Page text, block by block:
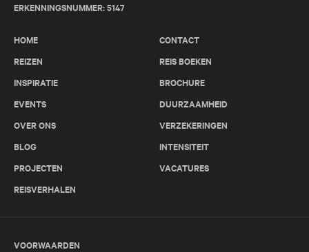
ERKENNINGSNUMMER: 5147
HOME
REIZEN
INSPIRATIE
EVENTS
OVER ONS
BLOG
PROJECTEN
REISVERHALEN
CONTACT
REIS BOEKEN
BROCHURE
DUURZAAMHEID
VERZEKERINGEN
INTENSITEIT
VACATURES
VOORWAARDEN